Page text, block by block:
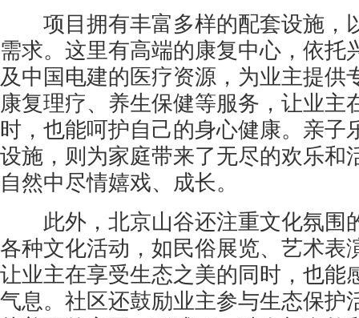
项目拥有丰富多样的配套设施，
需求。这里有高端的康复中心，依托
及中国电建的医疗资源，为业主提供
康复理疗、养生保健等服务，让业主
时，也能呵护自己的身心健康。亲子
设施，则为家庭带来了无尽的欢乐和
自然中尽情嬉戏、成长。
此外，北京山谷还注重文化氛围
各种文化活动，如民俗展览、艺术表
让业主在享受生态之美的同时，也能
气息。社区还鼓励业主参与生态保护